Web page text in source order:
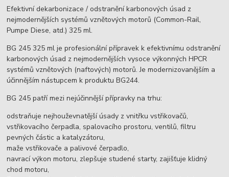
Efektivní dekarbonizace / odstranění karbonových úsad z
nejmodernějších systémů vznětových motorů (Common-Rail,
Pumpe Diese, atd.) 325 ml.
BG 245 325 ml je profesionální přípravek k efektivnímu odstranění
karbonových úsad z nejmodernějších vysoce výkonných HPCR
systémů vznětových (naftových) motorů. Je modernizovanějším a
účinnějším nástupcem k produktu BG244.
BG 245 patří mezi nejúčinnější přípravky na trhu:
odstraňuje nejhouževnatější úsady z vnitřku vstřikovačů,
vstřikovacího čerpadla, spalovacího prostoru, ventilů, filtru
pevných částic a katalyzátoru,
maže vstřikovače a palivové čerpadlo,
navrací výkon motoru, zlepšuje studené starty, zajišťuje klidný
chod motoru,